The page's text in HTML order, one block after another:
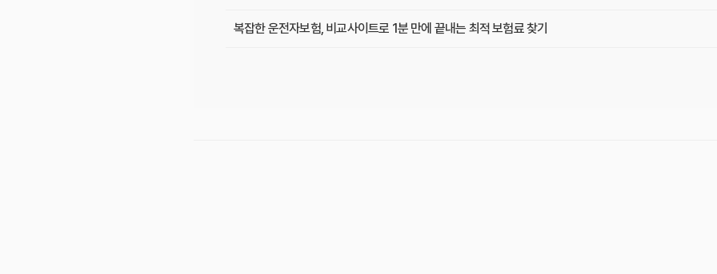
복잡한 운전자보험, 비교사이트로 1분 만에 끝내는 최적 보험료 찾기